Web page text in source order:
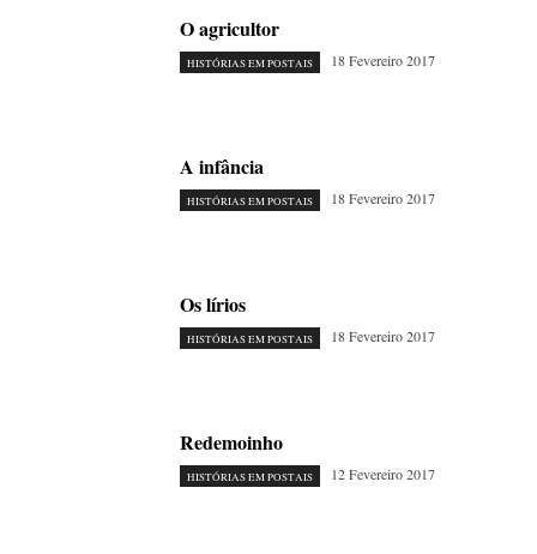
O agricultor
HISTÓRIAS EM POSTAIS 18 Fevereiro 2017
A infância
HISTÓRIAS EM POSTAIS 18 Fevereiro 2017
Os lírios
HISTÓRIAS EM POSTAIS 18 Fevereiro 2017
Redemoinho
HISTÓRIAS EM POSTAIS 12 Fevereiro 2017